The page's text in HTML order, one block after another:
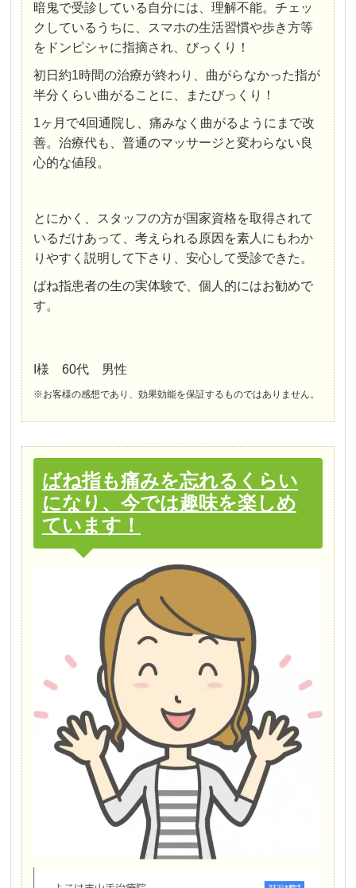
暗鬼で受診している自分には、理解不能。チェッ
クしているうちに、スマホの生活習慣や歩き方等
をドンピシャに指摘され、びっくり！
初日約1時間の治療が終わり、曲がらなかった指が
半分くらい曲がることに、またびっくり！
1ヶ月で4回通院し、痛みなく曲がるようにまで改
善。治療代も、普通のマッサージと変わらない良
心的な値段。
とにかく、スタッフの方が国家資格を取得されて
いるだけあって、考えられる原因を素人にもわか
りやすく説明して下さり、安心して受診できた。
ばね指患者の生の実体験で、個人的にはお勧めで
す。
I様 60代 男性
※お客様の感想であり、効果効能を保証するものではありません。
ばね指も痛みを忘れるくらい
になり、今では趣味を楽しめ
ています！